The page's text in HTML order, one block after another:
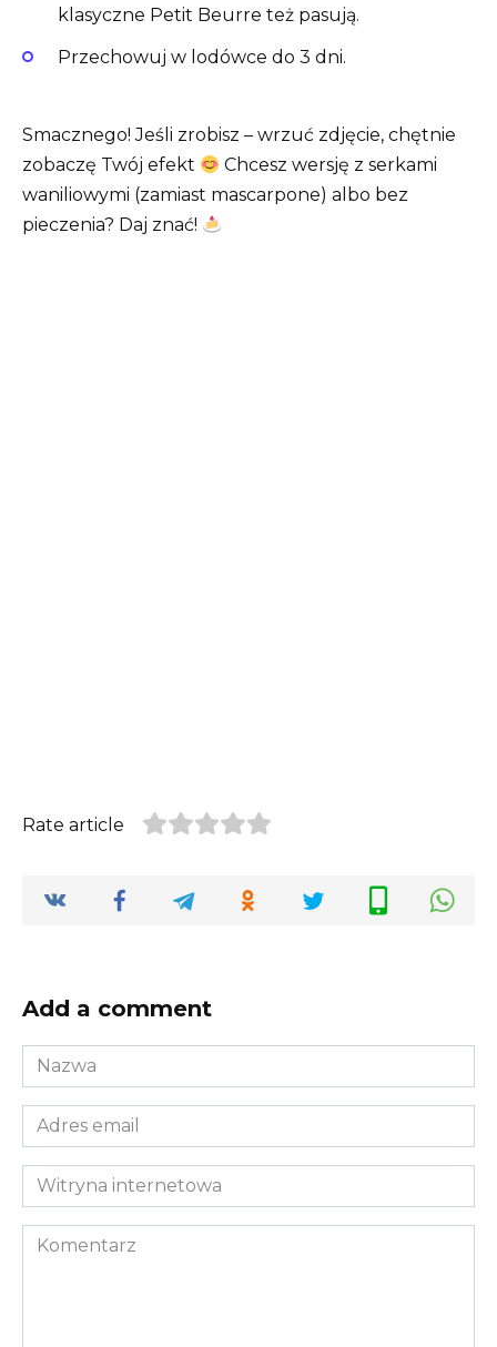
klasyczne Petit Beurre też pasują.
Przechowuj w lodówce do 3 dni.
Smacznego! Jeśli zrobisz – wrzuć zdjęcie, chętnie
zobaczę Twój efekt
Chcesz wersję z serkami
waniliowymi (zamiast mascarpone) albo bez
pieczenia? Daj znać!
Rate article
Add a comment
Nazwa
*
Adres
email
*Witryna
internetowa
Komentarz